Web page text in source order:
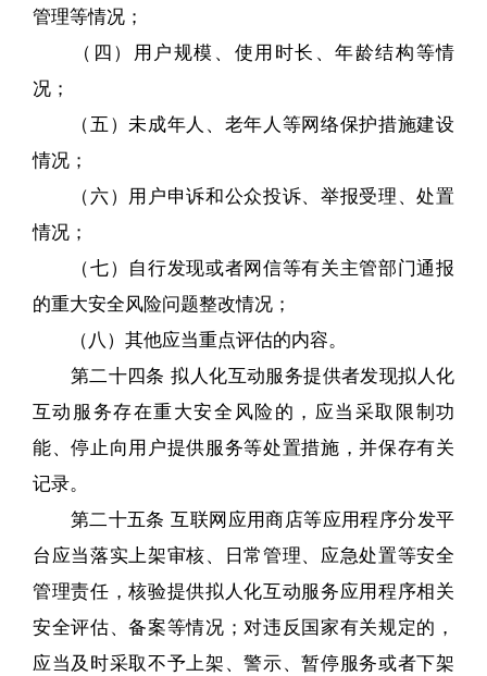
管理等情况；
（四）用户规模、使用时长、年龄结构等情
况；
（五）未成年人、老年人等网络保护措施建设
情况；
（六）用户申诉和公众投诉、举报受理、处置
情况；
（七）自行发现或者网信等有关主管部门通报
的重大安全风险问题整改情况；
（八）其他应当重点评估的内容。
第二十四条 拟人化互动服务提供者发现拟人化
互动服务存在重大安全风险的，应当采取限制功
能、停止向用户提供服务等处置措施，并保存有关
记录。
第二十五条 互联网应用商店等应用程序分发平
台应当落实上架审核、日常管理、应急处置等安全
管理责任，核验提供拟人化互动服务应用程序相关
安全评估、备案等情况；对违反国家有关规定的，
应当及时采取不予上架、警示、暂停服务或者下架